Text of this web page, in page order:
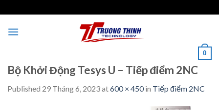
to
content
0
Bộ Khởi Động Tesys U – Tiếp điểm 2NC
Published 29 Tháng 6, 2023at600 × 450in Tiếp điểm 2NC